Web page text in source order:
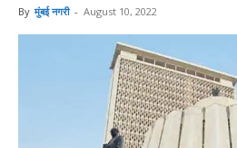
By मुंबई नगरी - August 10, 2022